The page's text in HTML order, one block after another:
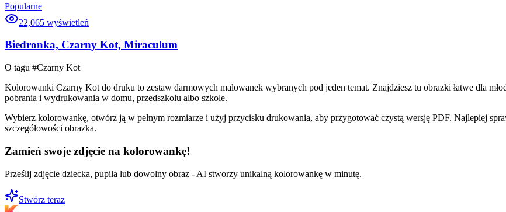
Popularne
22,065 wyświetleń
Biedronka, Czarny Kot, Miraculum
O tagu #Czarny Kot
Kolorowanki Czarny Kot do druku to zestaw darmowych malowanek wybranych pod jeden temat. Znajdziesz tu obrazki łatwe dla
pobrania i wydrukowania w domu, przedszkolu albo szkole.
Wybierz kolorowankę, otwórz ją w pełnym rozmiarze i użyj przycisku drukowania, aby przygotować czystą wersję PDF. Najlepiej
szczegółowości obrazka.
Zamień swoje zdjęcie na kolorowankę!
Prześlij zdjęcie dziecka, pupila lub dowolny obraz - AI stworzy unikalną kolorowankę w minutę.
Stwórz teraz